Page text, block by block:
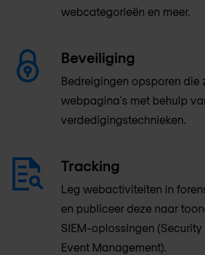
webcategorieën en meer.
Beveiliging
Bedreigingen opsporen die
webpagina's met behulp
verdedigingstechnieken.
Tracking
Leg webactiviteiten in
en publiceer deze naar
SIEM-oplossingen
Event Management).